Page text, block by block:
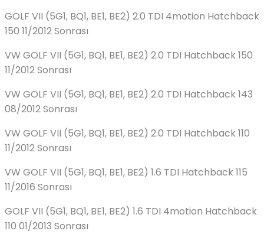
GOLF VII (5G1, BQ1, BE1, BE2) 2.0 TDI 4motion Hatchback
150 11/2012 Sonrası
VW GOLF VII (5G1, BQ1, BE1, BE2) 2.0 TDI Hatchback 150
11/2012 Sonrası
VW GOLF VII (5G1, BQ1, BE1, BE2) 2.0 TDI Hatchback 143
08/2012 Sonrası
VW GOLF VII (5G1, BQ1, BE1, BE2) 2.0 TDI Hatchback 110
11/2012 Sonrası
VW GOLF VII (5G1, BQ1, BE1, BE2) 1.6 TDI Hatchback 115
11/2016 Sonrası
GOLF VII (5G1, BQ1, BE1, BE2) 1.6 TDI 4motion Hatchback
110 01/2013 Sonrası